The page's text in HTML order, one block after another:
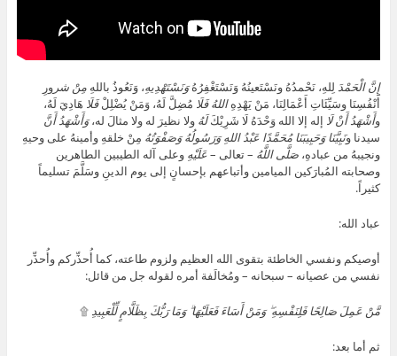
إِنَّ الْحَمْدَ لِلهِ، نَحْمدُهُ ونَسْتَعينُهُ وَنَسْتَغْفِرُهُوَنَسْتَهْدِيهِ، وَنَعُوذُ باللهِ مِنْ شر ورِ
أَنْفُسِنَا وسَيِّئَاتِ أَعْمَالِنَا، مَنْ يَهْدِهِاللهُ فَلَا مُضِلَّ لَهُ، وَمَنْ يُضْلِلْفَلَا هَادِيَ لَهُ،
وأَشْهَدُ أَنْ لَا إله إلا الله وَحْدَهُ لَا شَرِيْكَلَهُ ولا نظيرَ له ولا مثالَ له،وَأَشْهَدُ أَنَّ
سيدنا ونَبِيَّنَا وَحَبِيبَنَا مُحَمَّدًا عَبْدُ اللهِ وَرَسُولُهُ وَصَفْوَتُهُ مِنْ خلقهِ وأمينهُ على وحيهِ
ونجيبهُ من عبادهِ، صَلَّى اللَّهُ – تعالى –عَلَيْهِ وعلى آله الطيبين الطاهرين
وصحابته المُبارَكين الميامين وأتباعهم بإحسانٍ إلى يوم الدينِ وسَلَّمَ تسليماً
كثيراً.
عباد الله:
أوصيكم ونفسي الخاطئة بتقوى الله العظيم ولزوم طاعته، كما أُحذِّركم وأُحذِّر
نفسي من عصيانه – سبحانه – ومُخالَفة أمره لقوله جل من قائل:
مَّنْ عَمِلَ صَالِحًا فَلِنَفْسِهِ ۖ وَمَنْ أَسَاءَ فَعَلَيْهَا ۗ وَمَا رَبُّكَ بِظَلَّامٍ لِّلْعَبِيدِ ۩
ثم أما بعد: